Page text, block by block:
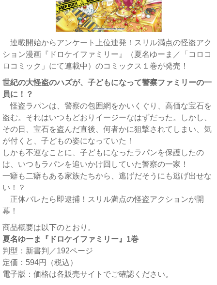
連載開始からアンケート上位連発！スリル満点の怪盗アク
ション漫画『ドロケイファミリー』（夏名ゆーま／「コロコ
ロコミック」にて連載中）のコミックス１巻が発売！
世紀の大怪盗のハズが、子どもになって警察ファミリーの一
員に！？
怪盗ラパンは、警察の包囲網をかいくぐり、高価な宝石を
盗む。それはいつもどおりイージーなはずだった。しかし、
その日、宝石を盗んだ直後、何者かに狙撃されてしまい、気
が付くと、子どもの姿になっていた！
しかも不運なことに、子どもになったラパンを保護したの
は、いつもラパンを追いかけ回していた警察の一家！
一癖も二癖もある家族たちから、逃げだそうにも逃げ出せな
い！？
正体バレたら即逮捕！スリル満点の怪盗アクションが開
幕！
商品概要は以下のとおり。
夏名ゆーま『ドロケイファミリー』1巻
判型：新書判／192ページ
定価：594円（税込）
電子版：価格は各販売サイトでご確認ください。